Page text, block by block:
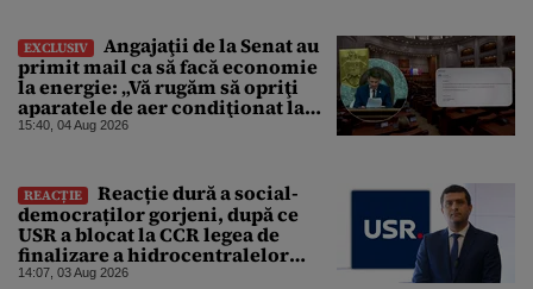
EXCLUSIV
Angajaţii de la Senat au
primit mail ca să facă economie
la energie: „Vă rugăm să opriţi
aparatele de aer condiţionat la
sfârşitul programului”
15:40, 04 Aug 2026
REACȚIE
Reacție dură a social-
democraților gorjeni, după ce
USR a blocat la CCR legea de
finalizare a hidrocentralelor
abandonate. „Nu ne-ar surprinde
14:07, 03 Aug 2026